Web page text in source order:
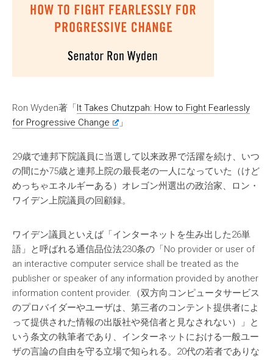
Ron Wyden著「It Takes Chutzpah: How to Fight Fearlessly
for Progressive Change
」
29歳で連邦下院議員に当選して以来政界で活躍を続け、いつ
の間にか75歳と連邦上院の最長老の一人になっていた（けど
めっちゃエネルギーある）オレゴン州選出の政治家、ロン・
ワイデン上院議員の回顧録。
ワイデン議員といえば「インターネットを生み出した26単
語」と呼ばれる通信品位法230条の「No provider or user of
an interactive computer service shall be treated as the
publisher or speaker of any information provided by another
information content provider.（双方向コンピュータサービス
のプロバイダーやユーザは、第三者のコンテント提供者によ
って提供された情報の出版社や発信者と見なされない）」と
いう条文の執筆者であり、インターネットにおける一般ユー
ザの言論の自由を守る立場で知られる。20代の若者でありな